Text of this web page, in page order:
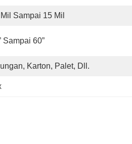
Sampai 15 Mil
Sampai 60”
Karton, Palet, Dll.